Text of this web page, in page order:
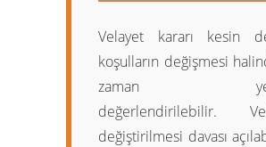
Velayet kararı kesin
koşulların değişmesi
zaman
değerlendirilebilir.
değiştirilmesi davası